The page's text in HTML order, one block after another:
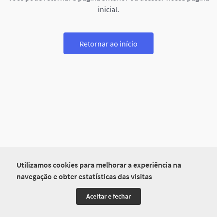
Utilizamos cookies para melhorar a experiência na
navegação e obter estatísticas das visitas
Aceitar e fechar
inicial.
Retornar ao início